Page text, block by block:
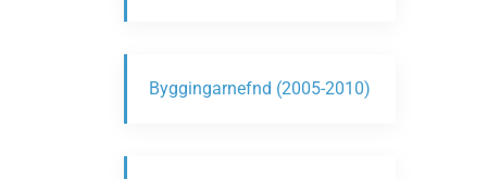
Byggingarnefnd (2005-2010)